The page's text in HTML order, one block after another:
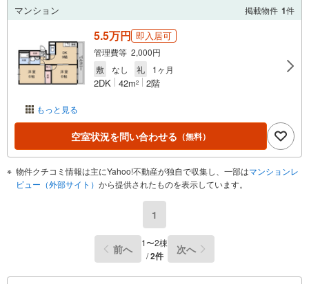
マンション 掲載物件 1件
もっと見る
5.5万円 即入居可
管理費等 2,000円
敷
なし 礼 1ヶ月
2DK 42m2 2階
空室状況を問い合わせる （無料）
物件クチコミ情報は主にYahoo!不動産が独自で収集し、一部はマンションレ
ビュー（外部サイト） から提供されたものを表示しています。
1
前へ
1〜2棟
/2件 次へ